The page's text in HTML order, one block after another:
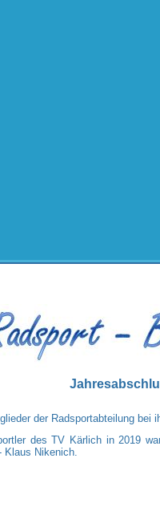
der Radsportabteilung bei
des TV Kärlich in 2019
Klaus Nikenich.